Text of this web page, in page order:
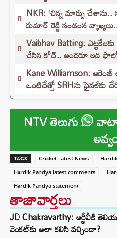
NKR: ‘చిన్న మార్పు
కుమార్ రెడ్డి సంచలన వ్యాఖ్యలు..
Vaibhav Batting:
చేసిన కోచ్.. అందరూ ఇది
Kane Williamson: ఆరెంజ్
ఒంటిచేత్తో SRHను ఫైనల్‌కు
NTV తెలుగు
TAGS Cricket Latest News
Hardik Pandya latest comments
Hardik Pandya statement
తాజావార్తలు
JD Chakravarthy: ఆర్జీవీకి
వెంకట్‌కు అలా కలిసి వచ్చిందా?